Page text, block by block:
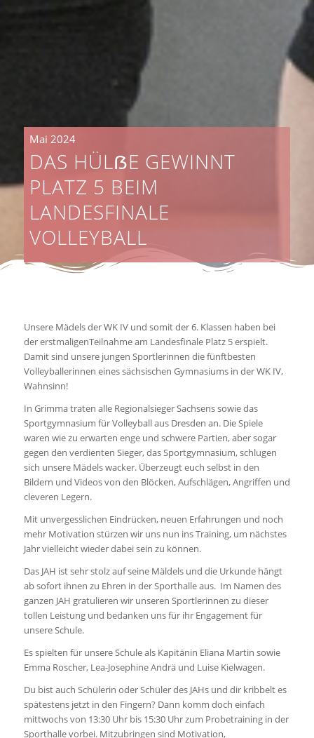
Mai 2024
DAS HÜLẞE GEWINNT
PLATZ 5 BEIM
LANDESFINALE
VOLLEYBALL
Unsere Mädels der WK IV und somit der 6. Klassen haben bei
der erstmaligenTeilnahme am Landesfinale Platz 5 erspielt.
Damit sind unsere jungen Sportlerinnen die fünftbesten
Volleyballerinnen eines sächsischen Gymnasiums in der WK IV,
Wahnsinn!
In Grimma traten alle Regionalsieger Sachsens sowie das
Sportgymnasium für Volleyball aus Dresden an. Die Spiele
waren wie zu erwarten enge und schwere Partien, aber sogar
gegen den verdienten Sieger, das Sportgymnasium, schlugen
sich unsere Mädels wacker. Überzeugt euch selbst in den
Bildern und Videos von den Blöcken, Aufschlägen, Angriffen und
cleveren Legern.
Mit unvergesslichen Eindrücken, neuen Erfahrungen und noch
mehr Motivation stürzen wir uns nun ins Training, um nächstes
Jahr vielleicht wieder dabei sein zu können.
Das JAH ist sehr stolz auf seine Mäldels und die Urkunde hängt
ab sofort ihnen zu Ehren in der Sporthalle aus. Im Namen des
ganzen JAH gratulieren wir unseren Sportlerinnen zu dieser
tollen Leistung und bedanken uns für ihr Engagement für
unsere Schule.
Es spielten für unsere Schule als Kapitänin Eliana Martin sowie
Emma Roscher, Lea-Josephine Andrä und Luise Kielwagen.
Du bist auch Schülerin oder Schüler des JAHs und dir kribbelt es
spätestens jetzt in den Fingern? Dann komm doch einfach
mittwochs von 13:30 Uhr bis 15:30 Uhr zum Probetraining in der
Sporthalle vorbei. Mitzubringen sind Motivation,